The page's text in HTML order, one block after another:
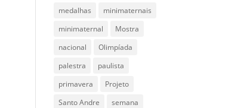
medalhas
minimaternais
minimaternal
Mostra
nacional
Olimpíada
palestra
paulista
primavera
Projeto
Santo Andre
semana